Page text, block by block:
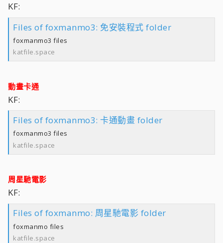
KF:
Files of foxmanmo3: 免安裝程式 folder
foxmanmo3 files
katfile.space
動畫卡通
KF:
Files of foxmanmo3: 卡通動畫 folder
foxmanmo3 files
katfile.space
周星馳電影
KF:
Files of foxmanmo: 周星馳電影 folder
foxmanmo files
katfile.space